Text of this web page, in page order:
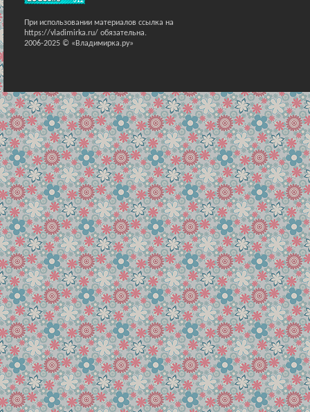
При использовании материалов ссылка на
https://vladimirka.ru/ обязательна.
2006-2025 © «Владимирка.ру»